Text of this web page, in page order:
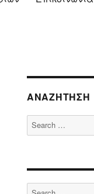
ΑΝΑΖΉΤΗΣΗ
Search
for:
Search